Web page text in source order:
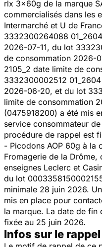
rlx 3x60g de la marque
commercialisés dans les
Intermarché et U de
3332300264088
2026-07-11, du lot
de consommation 2026-
2105_2 date limite de
3332300002512
2026-06-20, et du lot
limite de consommation
(0475918200) a été mis
service consommateur
procédure de rappel est
- Picodons AOP 60g à la
Fromagerie de la Drôme,
enseignes Leclerc et
du lot
minimale 28 juin 2026.
mis en place pour
la marque. La date de
fixée au 25 juin 2026.
Infos sur le rappel